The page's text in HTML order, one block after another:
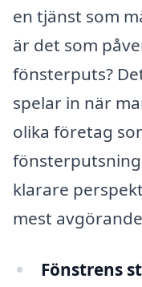
en tjänst som
är det som
fönsterputs?
spelar in när
olika företag
klarare
mest
Fönstrens